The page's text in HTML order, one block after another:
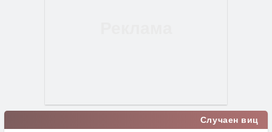
Случаен виц